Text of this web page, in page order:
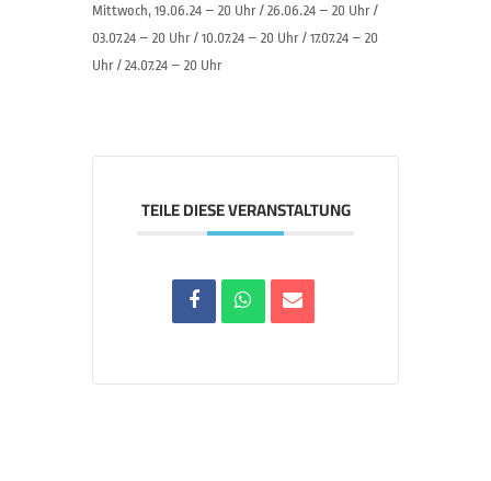
Mittwoch, 19.06.24 – 20 Uhr / 26.06.24 – 20 Uhr /
03.07.24 – 20 Uhr / 10.07.24 – 20 Uhr / 17.07.24 – 20
Uhr / 24.07.24 – 20 Uhr
TEILE DIESE VERANSTALTUNG